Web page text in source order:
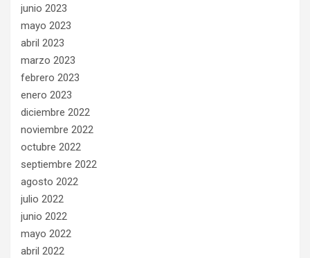
junio 2023
mayo 2023
abril 2023
marzo 2023
febrero 2023
enero 2023
diciembre 2022
noviembre 2022
octubre 2022
septiembre 2022
agosto 2022
julio 2022
junio 2022
mayo 2022
abril 2022